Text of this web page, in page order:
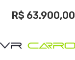
R$ 63.900,00